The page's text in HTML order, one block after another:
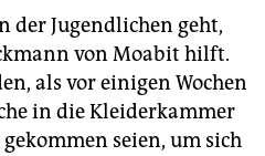
der Jugendlichen geht,
von Moabit hilft.
als vor einigen Wochen
in die Kleiderkammer
seien, um sich